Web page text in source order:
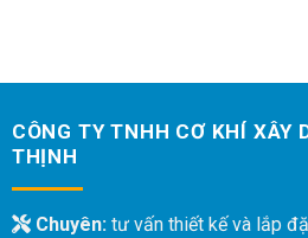
CÔNG TY TNHH CƠ KHÍ XÂY
THỊNH
Chuyên:tư vấn thiết kế và lắp